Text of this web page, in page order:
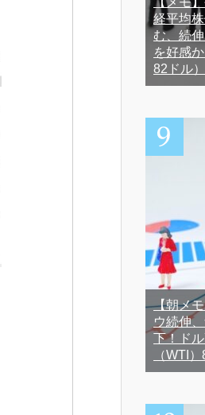
経平均
む、続
を好感
82ドル
【朝メ
ウ続伸
下！ド
（WTI